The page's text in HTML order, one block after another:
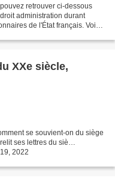
retrouver ci-dessous
administration durant
de l'État français. Voici
XXe siècle,
se souvient-on du siège
ses lettres du siè…
2022